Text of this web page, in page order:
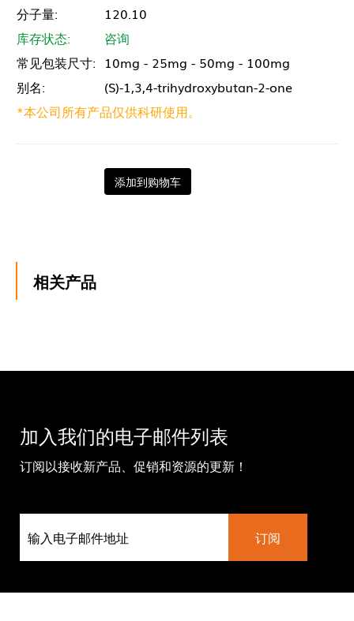
分子量:
120.10
库存状态:
咨询
常见包装尺寸: 10mg - 25mg - 50mg - 100mg
别名:
(S)-1,3,4-trihydroxybutan-2-one
*本公司所有产品仅供科研使用。
添加到购物车
相关产品
加入我们的电子邮件列表
订阅以接收新产品、促销和资源的更新！